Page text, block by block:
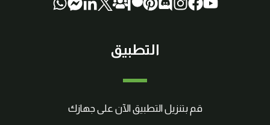
التطبيق
قم بتنزيل التطبيق الآن على جهازك